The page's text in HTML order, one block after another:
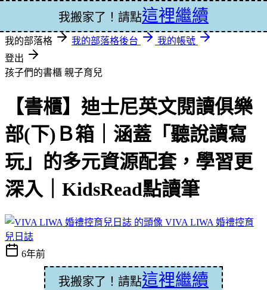
登入
我的部落格 我的部落格後台
我的帳號
登出
孩子們的書櫃 親子育兒
【書櫃】迪士尼英文閱讀俱樂
部(下)Ｂ箱｜涵蓋「聽說讀寫
玩」的多元資源配套，學習更
深入｜KidsRead點讀筆
VIVA LIWA 婚禮控育
兒日誌
6年前
我搬家了！請點這裡繼續
我搬家了！請點這裡繼續